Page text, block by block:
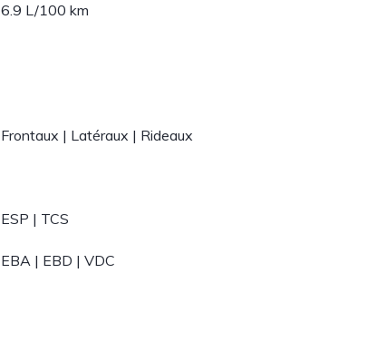
6.9 L/100 km
Frontaux | Latéraux | Rideaux
ESP | TCS
EBA | EBD | VDC